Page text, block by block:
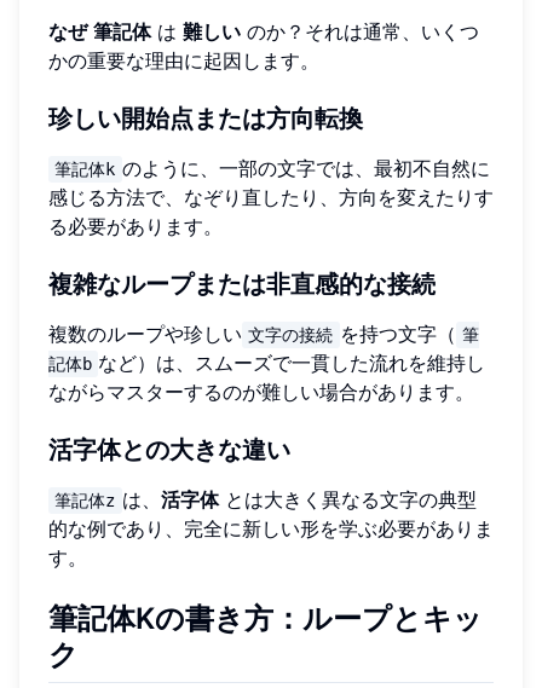
なぜ 筆記体は 難しい のか？それは通常、いくつ
かの重要な理由に起因します。
珍しい開始点または方向転換
筆記体k のように、一部の文字では、最初不自然に
感じる方法で、なぞり直したり、方向を変えたりす
る必要があります。
複雑なループまたは非直感的な接続
複数のループや珍しい 文字の接続 を持つ文字（ 筆
記体b など）は、スムーズで一貫した流れを維持し
ながらマスターするのが難しい場合があります。
活字体との大きな違い
筆記体z は、 活字体とは大きく異なる文字の典型
的な例であり、完全に新しい形を学ぶ必要がありま
す。
筆記体Kの書き方：ループとキッ
ク